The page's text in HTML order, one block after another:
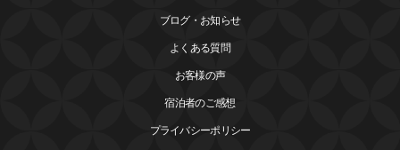
ブログ・お知らせ
よくある質問
お客様の声
宿泊者のご感想
プライバシーポリシー